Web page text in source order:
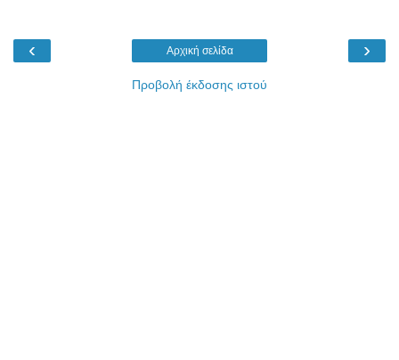
‹ ›
Αρχική σελίδα
Προβολή έκδοσης ιστού